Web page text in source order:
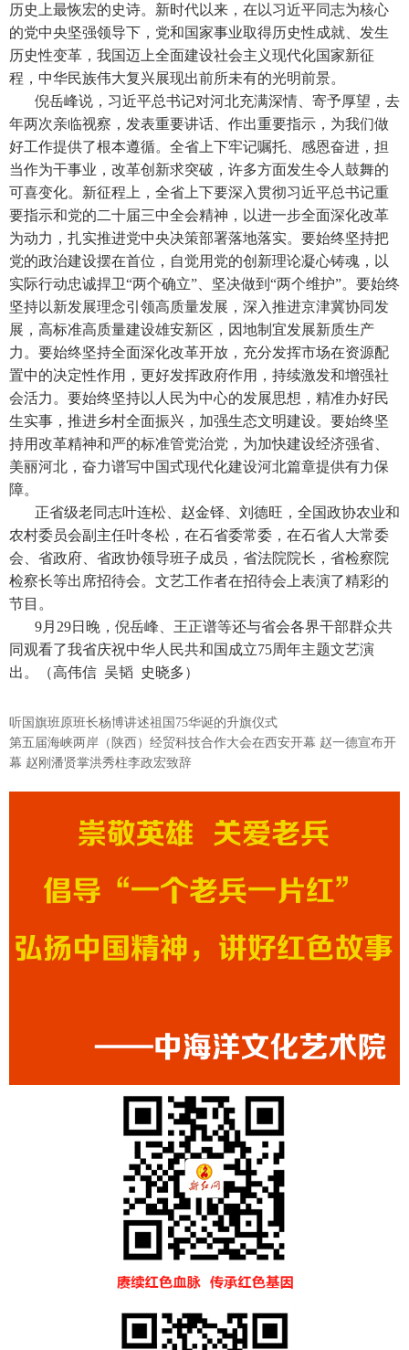
历史上最恢宏的史诗。新时代以来，在以习近平同志为核心
的党中央坚强领导下，党和国家事业取得历史性成就、发生
历史性变革，我国迈上全面建设社会主义现代化国家新征
程，中华民族伟大复兴展现出前所未有的光明前景。
倪岳峰说，习近平总书记对河北充满深情、寄予厚望，去
年两次亲临视察，发表重要讲话、作出重要指示，为我们做
好工作提供了根本遵循。全省上下牢记嘱托、感恩奋进，担
当作为干事业，改革创新求突破，许多方面发生令人鼓舞的
可喜变化。新征程上，全省上下要深入贯彻习近平总书记重
要指示和党的二十届三中全会精神，以进一步全面深化改革
为动力，扎实推进党中央决策部署落地落实。要始终坚持把
党的政治建设摆在首位，自觉用党的创新理论凝心铸魂，以
实际行动忠诚捍卫“两个确立”、坚决做到“两个维护”。要始终
坚持以新发展理念引领高质量发展，深入推进京津冀协同发
展，高标准高质量建设雄安新区，因地制宜发展新质生产
力。要始终坚持全面深化改革开放，充分发挥市场在资源配
置中的决定性作用，更好发挥政府作用，持续激发和增强社
会活力。要始终坚持以人民为中心的发展思想，精准办好民
生实事，推进乡村全面振兴，加强生态文明建设。要始终坚
持用改革精神和严的标准管党治党，为加快建设经济强省、
美丽河北，奋力谱写中国式现代化建设河北篇章提供有力保
障。
正省级老同志叶连松、赵金铎、刘德旺，全国政协农业和
农村委员会副主任叶冬松，在石省委常委，在石省人大常委
会、省政府、省政协领导班子成员，省法院院长，省检察院
检察长等出席招待会。文艺工作者在招待会上表演了精彩的
节目。
9月29日晚，倪岳峰、王正谱等还与省会各界干部群众共
同观看了我省庆祝中华人民共和国成立75周年主题文艺演
出。（高伟信 吴韬 史晓多）
听国旗班原班长杨博讲述祖国75华诞的升旗仪式
第五届海峡两岸（陕西）经贸科技合作大会在西安开幕 赵一德宣布开
幕 赵刚潘贤掌洪秀柱李政宏致辞